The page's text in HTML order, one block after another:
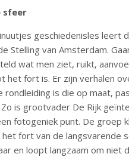
sfeer
geschiedenisles leert
Stelling van Amsterdam.
wat men ziet, ruikt,
het fort is. Er zijn verhalen
rondleiding is die op maat,
is grootvader De Rijk
fotogeniek punt. De groep
het fort van de langsvarende
en loopt langzaam om